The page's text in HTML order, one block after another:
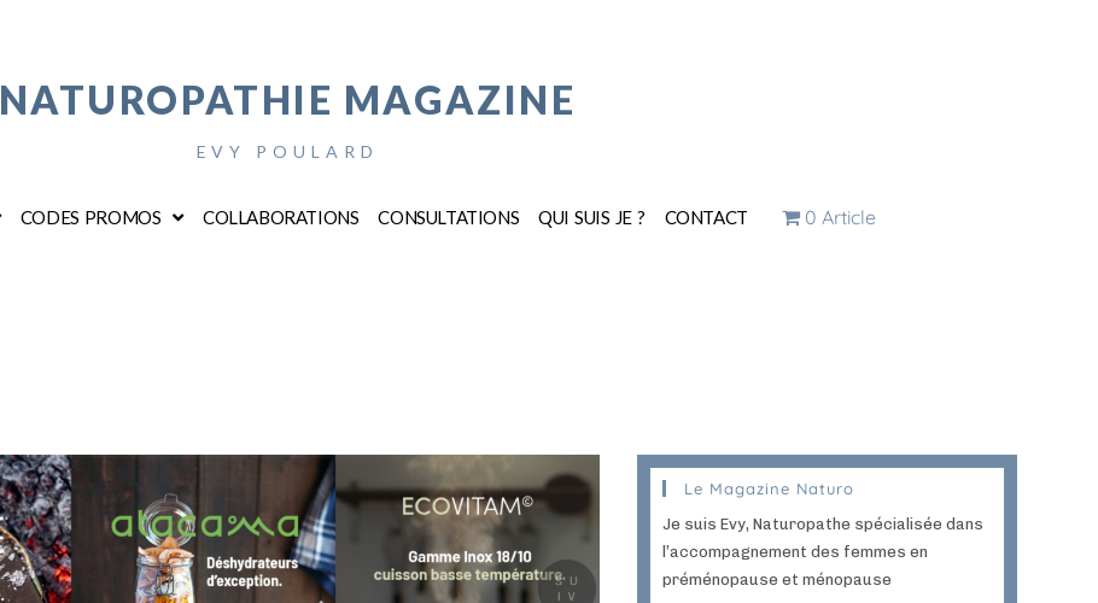
NATUROPATHIE MAGAZINE
EVY POULARD
CODES PROMOS COLLABORATIONS CONSULTATIONS QUI SUIS JE ? CONTACT 0 Article
Le Magazine Naturo
Je suis Evy, Naturopathe spécialisée dans
l’accompagnement des femmes en
préménopause et ménopause